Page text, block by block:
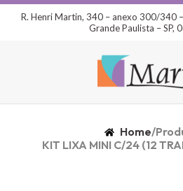
R. Henri Martin, 340 – anexo 300/340
Grande Paulista – SP,
Home/
KIT LIXA MINI C/24 (12